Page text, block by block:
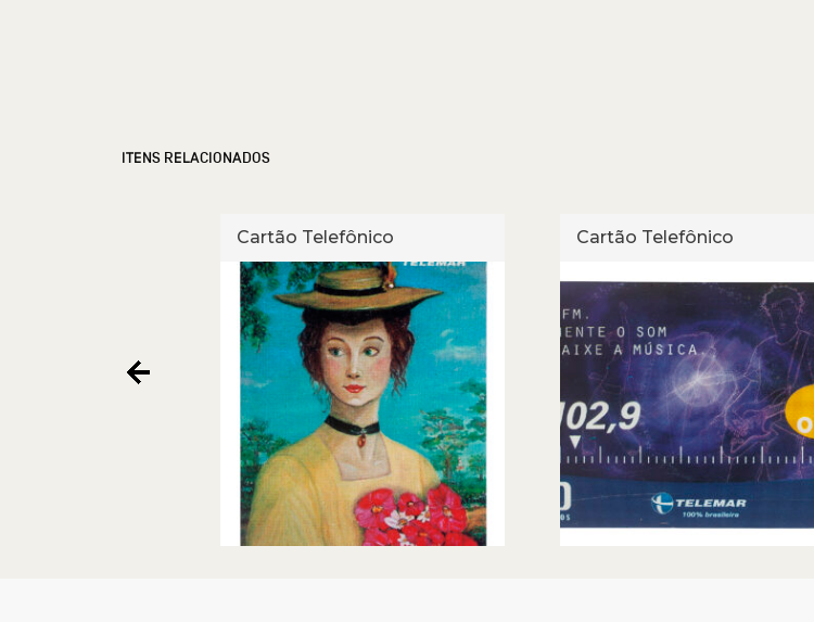
ITENS RELACIONADOS
Cartão Telefônico Cartão Telefônico